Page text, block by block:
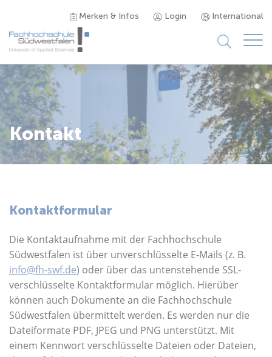
Merken & Infos Login International
Studieninteressierte
Studienangebot
Studierende
Karriere
Über uns
Kontakt
Kontaktformular
Die Kontaktaufnahme mit der Fachhochschule
Südwestfalen ist über unverschlüsselte E-Mails (z. B.
info@fh-swf.de) oder über das untenstehende SSL-
verschlüsselte Kontaktformular möglich. Hierüber
können auch Dokumente an die Fachhochschule
Südwestfalen übermittelt werden. Es werden nur die
Dateiformate PDF, JPEG und PNG unterstützt. Mit
einem Kennwort verschlüsselte Dateien oder Dateien,